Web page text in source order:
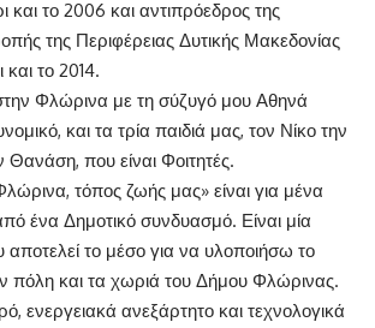
και το 2006 και αντιπρόεδρος της
της Περιφέρειας Δυτικής Μακεδονίας
το 2014.
Φλώρινα με τη σύζυγό μου Αθηνά
και τα τρία παιδιά μας, τον Νίκο την
Θανάση, που είναι Φοιτητές.
τόπος ζωής μας» είναι για μένα
ένα Δημοτικό συνδυασμό. Είναι μία
το μέσο για να υλοποιήσω το
πόλη και τα χωριά του Δήμου Φλώρινας.
ενεργειακά ανεξάρτητο και τεχνολογικά